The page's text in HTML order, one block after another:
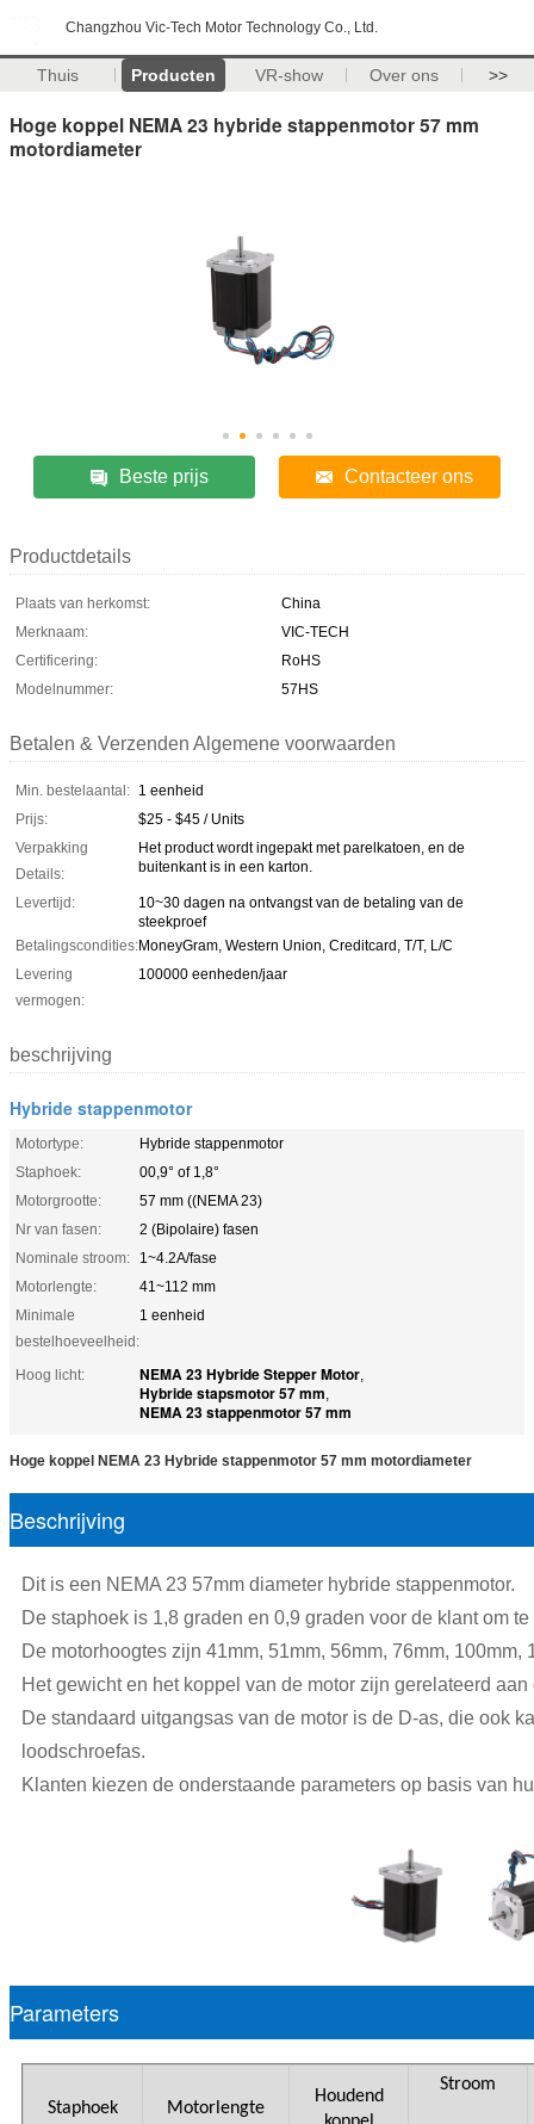
Changzhou Vic-Tech Motor Technology Co., Ltd.
Thuis Producten VR-show Over ons >>
Hoge koppel NEMA 23 hybride stappenmotor 57 mm
motordiameter
Beste prijs Contacteer ons
Productdetails
Plaats van herkomst:
China
Merknaam:
VIC-TECH
Certificering:
RoHS
Modelnummer:
57HS
Betalen & Verzenden Algemene voorwaarden
Min. bestelaantal: 1 eenheid
Prijs:
$25 - $45 / Units
Verpakking
Details:
Het product wordt ingepakt met parelkatoen, en de
buitenkant is in een karton.
Levertijd:
10~30 dagen na ontvangst van de betaling van de
steekproef
Betalingscondities:MoneyGram, Western Union, Creditcard, T/T, L/C
Levering
vermogen:
100000 eenheden/jaar
beschrijving
Hybride stappenmotor
Motortype:
Hybride stappenmotor
Staphoek:
00,9° of 1,8°
Motorgrootte:
57 mm ((NEMA 23)
Nr van fasen:
2 (Bipolaire) fasen
Nominale stroom:
1~4.2A/fase
Motorlengte:
41~112 mm
Minimale
bestelhoeveelheid:
1 eenheid
Hoog licht: NEMA 23 Hybride Stepper Motor,
Hybride stapsmotor 57 mm,
NEMA 23 stappenmotor 57 mm
Hoge koppel NEMA 23 Hybride stappenmotor 57 mm motordiameter
Beschrijving
Dit is een NEMA 23 57mm diameter hybride stappenmotor.
De staphoek is 1,8 graden en 0,9 graden voor de klant om
De motorhoogtes zijn 41mm, 51mm, 56mm, 76mm, 100mm,
Het gewicht en het koppel van de motor zijn gerelateerd
De standaard uitgangsas van de motor is de D-as, die ook
loodschroefas.
Klanten kiezen de onderstaande parameters op basis van
Parameters
Staphoek Motorlengte
Houdend
Stroom